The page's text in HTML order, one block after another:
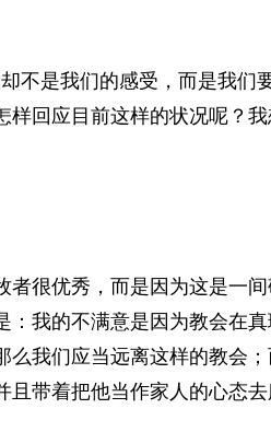
不是我们的感受，而是我们
回应目前这样的状况呢？
很优秀，而是因为这是一
我的不满意是因为教会在
我们应当远离这样的教会
带着把他当作家人的心态